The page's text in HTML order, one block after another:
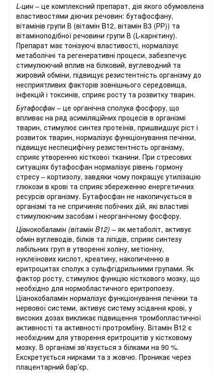
L-цин – це комплексний препарат, дія якого обумовлена
властивостями діючих речовин: бутафосфану,
вітамінів групи В (вітамін B12, вітамін В3 (РР)) та
вітаміноподібної речовини групи В (L-карнітину).
Препарат має тонізуючі властивості, нормалізує
метаболічні та регенеративні процеси, забезпечує
стимулюючий вплив на білковий, вуглеводний та
жировий обміни, підвищує резистентність організму до
несприятливих факторів зовнішнього середовища,
інфекцій і токсинів, сприяє росту та розвитку тварин.
Бутафосфан – це органічна сполука фосфору, що
впливає на ряд асиміляційних процесів в організмі
тварин, стимулює синтез протеїнів, пришвидшує ріст і
розвиток тварин, нормалізує функціонування печінки,
підвищує неспецифічну резистентність організму,
сприяє утворенню кісткової тканини. При стресових
ситуаціях бутафосфан нормалізує рівень гормону
стресу – кортизолу, завдяки чому покращує утилізацію
глюкози в крові та сприяє збереженню енергетичних
ресурсів організму. Бутафосфан не накопичується в
організмі та не спричиняє побічних дій, які властиві
стимулюючим засобам і неорганічному фосфору.
Ціанокобаламін (вітамін B12) – як метаболіт, активує
обмін вуглеводів, білків та ліпідів, сприяє синтезу
лабільних груп в утворенні холіну, метіоніну,
нуклеїнових кислот, креатину, накопиченню в
еритроцитах сполук з сульфгідрильними групами. Як
фактор росту, стимулює функцію кісткового мозку, що
необхідно для нормобластичного еритропоезу.
Ціанокобаламін нормалізує функціонування печінки та
нервової системи, активує систему зсідання крові, у
високих дозах викликає підвищення тромбопластичної
активності та активності протромбіну. Вітамін B12 є
необхідним для утворення еритроцитів у кістковому
мозку. В організмі зв’язується з білками на 90 %.
Екскретується нирками та з жовчю. Проникає через
плацентарний бар’єр.